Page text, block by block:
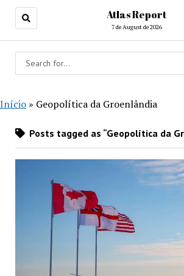
Atlas Report
7 de August de 2026
Início » Geopolítica da Groenlândia
Posts tagged as “Geopolítica da